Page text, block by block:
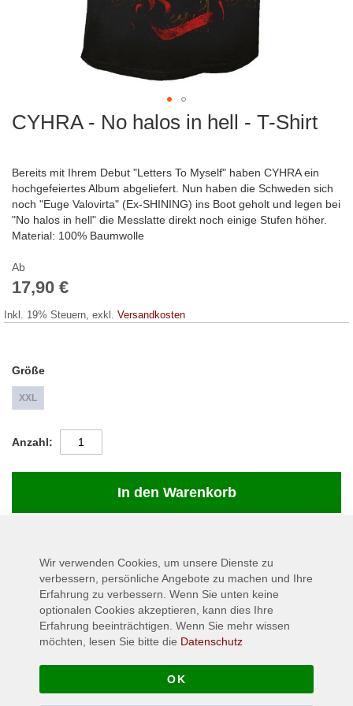
CYHRA - No halos in hell - T-Shirt
Bereits mit Ihrem Debut "Letters To Myself" haben CYHRA ein
hochgefeiertes Album abgeliefert. Nun haben die Schweden sich
noch "Euge Valovirta" (Ex-SHINING) ins Boot geholt und legen bei
"No halos in hell" die Messlatte direkt noch einige Stufen höher.
Material: 100% Baumwolle
Ab
17,90 €
Inkl. 19% Steuern, exkl. Versandkosten
Größe
XXL
Anzahl
In den Warenkorb
Zum
Details
Bereits mit Ihrem Debut "Letters To Myself" haben CYHRA ein
hochgefeiertes Album abgeliefert. Nun haben die Schweden sich
noch "Euge Valovirta" (Ex-SHINING) ins Boot geholt und legen bei
"No halos in hell" die Messlatte direkt noch einige Stufen höher.
Wir verwenden Cookies, um unsere Dienste zu
verbessern, persönliche Angebote zu machen und Ihre
Erfahrung zu verbessern. Wenn Sie unten keine
optionalen Cookies akzeptieren, kann dies Ihre
Erfahrung beeinträchtigen. Wenn Sie mehr wissen
möchten, lesen Sie bitte die Datenschutz
OK